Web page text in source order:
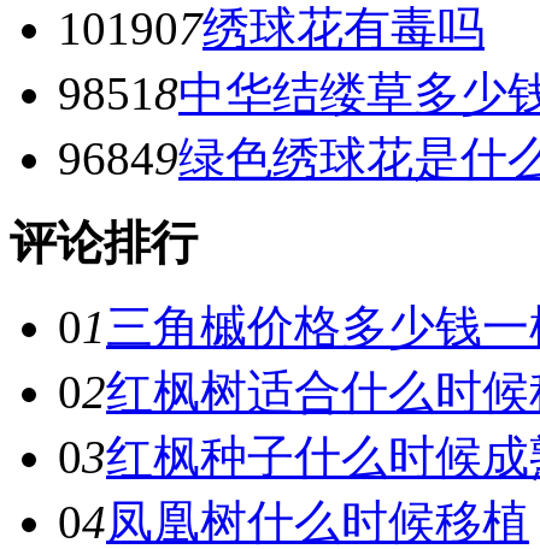
101907绣球花有毒吗
98518中华结缕草多少
96849绿色绣球花是什
评论排行
01三角槭价格多少钱一
02红枫树适合什么时候
03红枫种子什么时候成
04凤凰树什么时候移植